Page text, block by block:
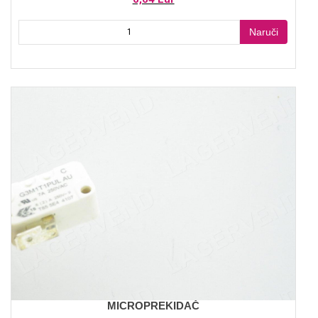
Naruči
MICROPREKIDAČ